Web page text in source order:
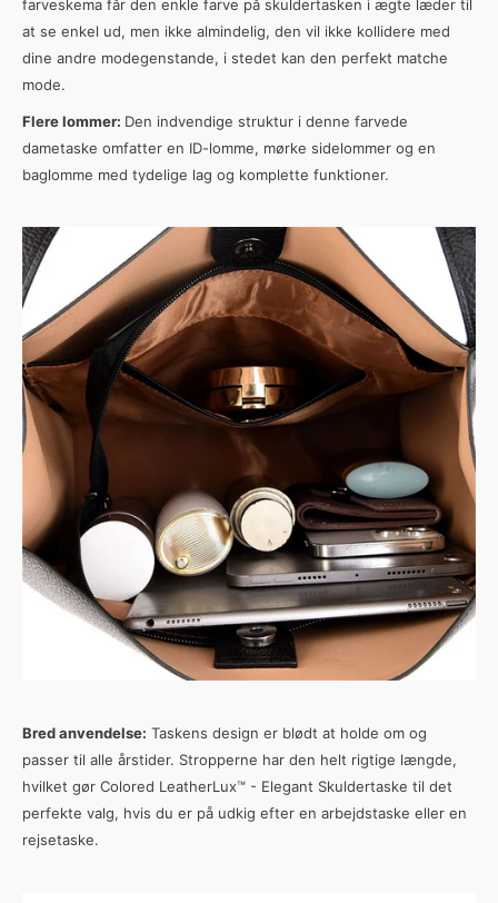
farveskema får den enkle farve på skuldertasken i ægte læder til
at se enkel ud, men ikke almindelig, den vil ikke kollidere med
dine andre modegenstande, i stedet kan den perfekt matche
mode.
Flere lommer: Den indvendige struktur i denne farvede
dametaske omfatter en ID-lomme, mørke sidelommer og en
baglomme med tydelige lag og komplette funktioner.
Bred anvendelse: Taskens design er blødt at holde om og
passer til alle årstider. Stropperne har den helt rigtige længde,
hvilket gør Colored LeatherLux™ - Elegant Skuldertaske til det
perfekte valg, hvis du er på udkig efter en arbejdstaske eller en
rejsetaske.